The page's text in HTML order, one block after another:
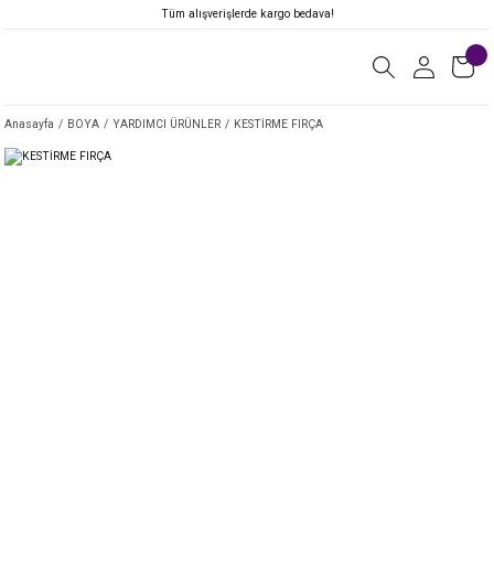
Tüm alışverişlerde kargo bedava!
Anasayfa BOYA YARDIMCI ÜRÜNLER KESTİRME FIRÇA